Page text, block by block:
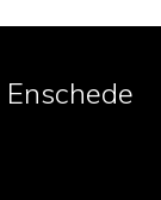
Enschede